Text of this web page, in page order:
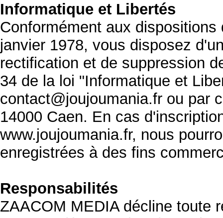
Informatique et Libertés
Conformément aux
janvier 1978, vous disposez
rectification et de suppression
34 de la loi "Informatique et
contact@joujoumania.fr ou par
14000 Caen. En cas
www.joujoumania.fr, nous
enregistrées à des fins
Responsabilités
ZAACOM MEDIA décline toute